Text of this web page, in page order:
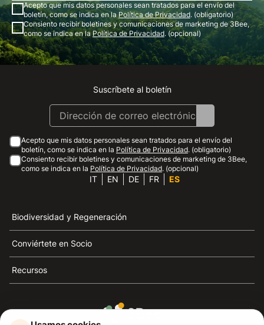
Acepto que mis datos personales sean tratados para el envío del
boletín, como se indica en laPolítica de Privacidad. (obligatorio)
Consiento recibir boletines y comunicaciones de marketing de 3Bee,
como se indica en laPolítica de Privacidad. (opcional)
Instagram
Facebook
Linkedin
Youtube
Suscríbete al boletín
Acepto que mis datos personales sean tratados para el envío del
boletín, como se indica en la Política de Privacidad. (obligatorio)
Consiento recibir boletines y comunicaciones de marketing de 3Bee,
como se indica en la Política de Privacidad. (opcional)
IT EN DE FR ES
Biodiversidad y Regeneración
Conviértete en Socio
Recursos